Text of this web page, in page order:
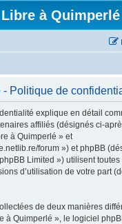
Libre à Quimperlé
- Politique de
explique en détail
affiliés (désignés ci-
à Quimperlé » et
forum ») et phpBB
Limited ») utilisent
d’utilisation de votre part
de deux manières
à Quimperlé », le logiciel